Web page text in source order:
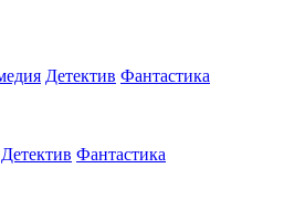
Детектив Фантастика
Детектив Фантастика